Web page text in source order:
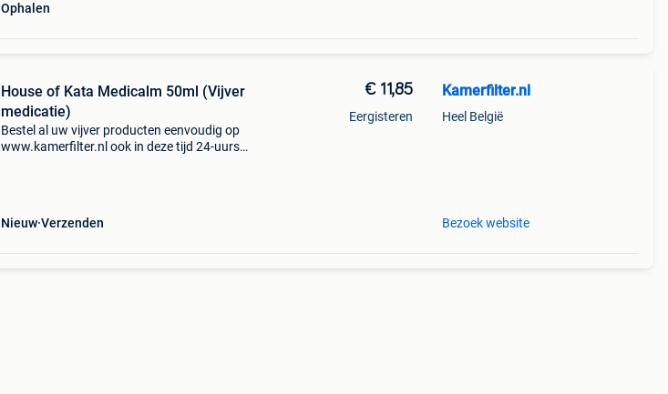
Ophalen
House of Kata Medicalm 50ml (Vijver
medicatie)
Bestel al uw vijver producten eenvoudig op
www.kamerfilter.nl ook in deze tijd 24-uurs
Nieuw Verzenden
€ 11,85
Eergisteren
Kamerfilter.nl
Heel België
Bezoek website